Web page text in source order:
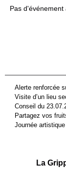
Pas d'événement
Alerte renforcée
Visite d’un lieu
Conseil du
Partagez vos
Journée
La